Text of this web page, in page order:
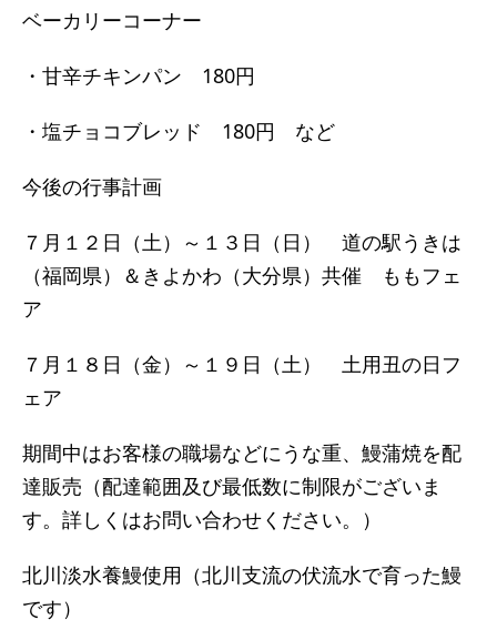
ベーカリーコーナー
・甘辛チキンパン 180円
・塩チョコブレッド 180円 など
今後の行事計画
７月１２日（土）～１３日（日） 道の駅うきは
（福岡県）＆きよかわ（大分県）共催 ももフェ
ア
７月１８日（金）～１９日（土） 土用丑の日フ
ェア
期間中はお客様の職場などにうな重、鰻蒲焼を配
達販売（配達範囲及び最低数に制限がございま
す。詳しくはお問い合わせください。）
北川淡水養鰻使用（北川支流の伏流水で育った鰻
です）